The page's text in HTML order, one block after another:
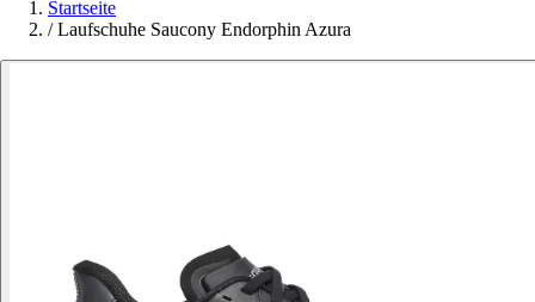
Startseite
/ Laufschuhe Saucony Endorphin Azura